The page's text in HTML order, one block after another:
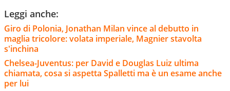
Leggi anche:
Giro di Polonia, Jonathan Milan vince al debutto in
maglia tricolore: volata imperiale, Magnier stavolta
s'inchina
Chelsea-Juventus: per David e Douglas Luiz ultima
chiamata, cosa si aspetta Spalletti ma è un esame anche
per lui